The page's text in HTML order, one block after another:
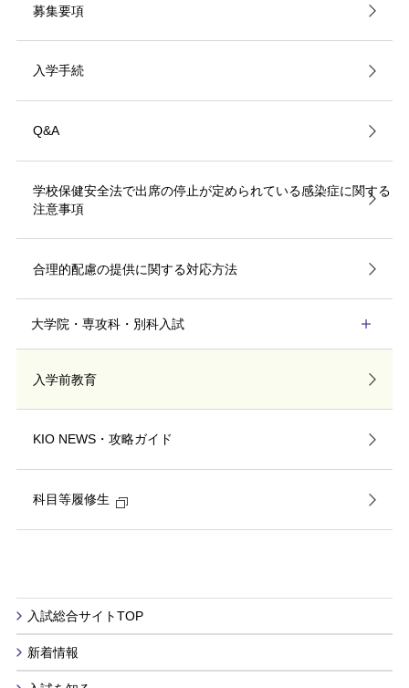
募集要項
入学手続
Q&A
学校保健安全法で出席の停止が定められている感染症に関する
注意事項
合理的配慮の提供に関する対応方法
大学院・専攻科・別科入試
入学前教育
KIO NEWS・攻略ガイド
科目等履修生
入試総合サイトTOP
新着情報